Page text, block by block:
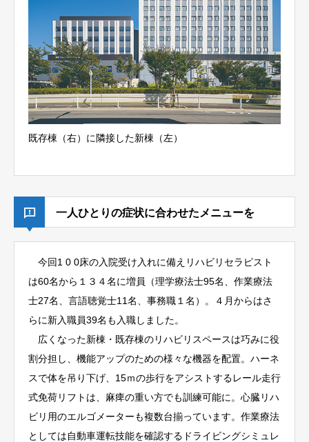
既存棟（右）に隣接した新棟（左）
一人ひとりの症状に合わせたメニューを
今回1 0 0床の入院受け入れに備えリハビリセラピスト
は60名から１３４名に増員（理学療法士95名、作業療法
士27名、言語聴覚士11名、事務職１名）。４月からはさ
らに新入職員39名も入職しました。
広くなった新棟・既存棟のリハビリスペースは巧みに役
割分担し、機能アップのための様々な機器を配置。ハーネ
スで体を吊り下げ、15ｍの歩行をアシストするレール走行
式免荷リフトは、麻痺の重い方でも訓練可能に。心臓リハ
ビリ用のエルゴメーターも複数台揃っています。作業療法
としては自動車運転技能を確認するドライビングシミュレ